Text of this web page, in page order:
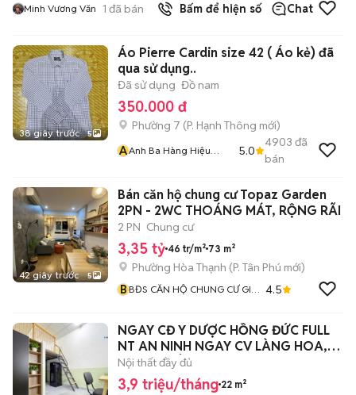
Minh Vương Văn 1 đã bán Bấm để hiện số Chat
38 giây trước 5
Áo Pierre Cardin size 42 ( Áo kẻ) đã
qua sử dụng..
Đã sử dụng Đồ nam
350.000 đ
Phường 7 (P. Hạnh Thông mới)
AAnh Ba Hàng Hiệu
5.0
4903 đã
bán
42 giây trước 5
Bán căn hộ chung cư Topaz Garden
2PN - 2WC THOÁNG MÁT, RỘNG RÃI
2 PN Chung cư
3,35 tỷ 46 tr/m² 73 m²
Phường Hòa Thạnh (P. Tân Phú mới)
BBĐS CĂN HỘ CHUNG CƯ GIÁ
4.5
NGAY CĐ Y DƯỢC HỒNG ĐỨC FULL
NT AN NINH NGAY CV LÀNG HOA,
CHỢ HT TÂY
Nội thất đầy đủ
3,9 triệu/tháng 22 m²